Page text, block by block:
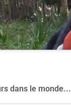
dans le monde...